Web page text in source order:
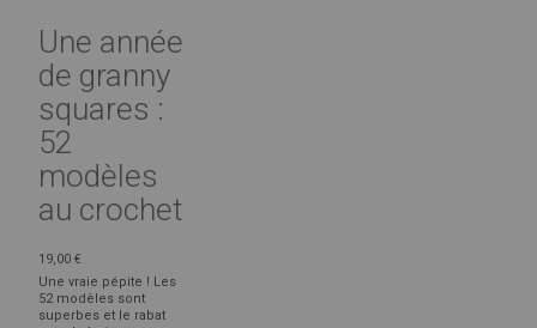
Une année
de granny
squares :
52
modèles
au crochet
19,00 €
Une vraie pépite ! Les
52 modèles sont
superbes et le rabat